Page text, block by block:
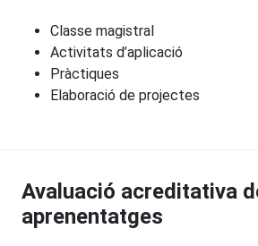
Classe magistral
Activitats d’aplicació
Pràctiques
Elaboració de projectes
Avaluació acreditativa
aprenentatges